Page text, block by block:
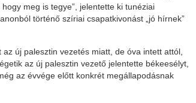
meg is tegye”, jelentette ki tunéziai
történő szíriai csapatkivonást „jó hírnek”
új palesztin vezetés miatt, de óva intett attól,
az új palesztin vezető jelentette békeesélyt,
az évvége előtt konkrét megállapodásnak